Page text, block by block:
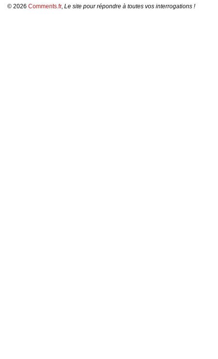
© 2026 Comments.fr, Le site pour répondre à toutes vos interrogations !